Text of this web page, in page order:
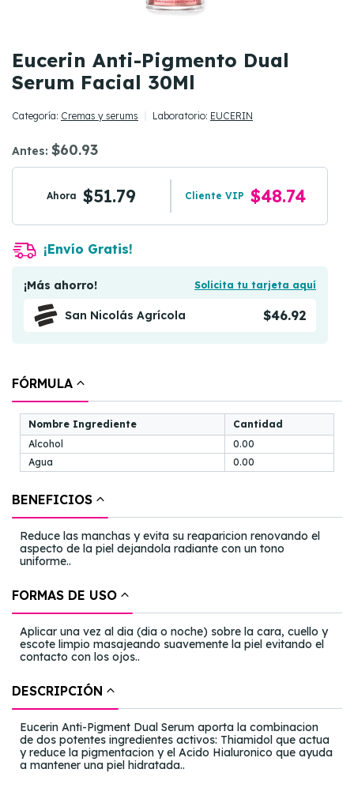
Eucerin Anti-Pigmento Dual
Serum Facial 30Ml
Categoría: Cremas y serums Laboratorio: EUCERIN
Antes: $60.93
Ahora $51.79 Cliente VIP $48.74
¡Envío Gratis!
¡Más ahorro! Solicita tu tarjeta aquí
San Nicolás Agrícola $46.92
FÓRMULA
Nombre Ingrediente
Cantidad
Alcohol
0.00
Agua
0.00
BENEFICIOS
Reduce las manchas y evita su reaparicion renovando el
aspecto de la piel dejandola radiante con un tono
uniforme..
FORMAS DE USO
Aplicar una vez al dia (dia o noche) sobre la cara, cuello y
escote limpio masajeando suavemente la piel evitando el
contacto con los ojos..
DESCRIPCIÓN
Eucerin Anti-Pigment Dual Serum aporta la combinacion
de dos potentes ingredientes activos: Thiamidol que actua
y reduce la pigmentacion y el Acido Hialuronico que ayuda
a mantener una piel hidratada..